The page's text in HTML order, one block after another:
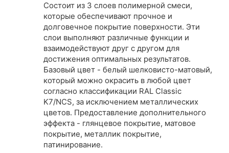
Состоит из 3 слоев полимерной смеси,
которые обеспечивают прочное и
долговечное покрытие поверхности. Эти
слои выполняют различные функции и
взаимодействуют друг с другом для
достижения оптимальных результатов.
Базовый цвет - белый шелковисто-матовый,
который можно окрасить в любой цвет
согласно классификации RAL Classic
K7/NCS, за исключением металлических
цветов. Предоставление дополнительного
эффекта - глянцевое покрытие, матовое
покрытие, металлик покрытие,
патинирование.